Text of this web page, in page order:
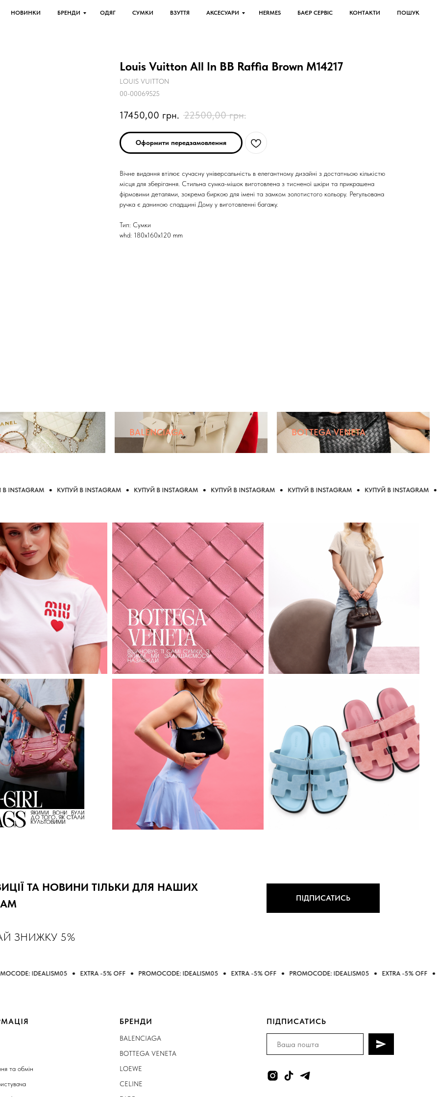
НОВИНКИ БРЕНДИ ОДЯГ СУМКИ ВЗУТТЯ АКСЕСУАРИ HERMES БАЄР СЕРВІС КОНТАКТИ ПОШУК
Louis Vuitton All In BB Raffia Brown M14217
LOUIS VUITTON
00-00069525
17450,00 грн. 22500,00 грн.
Оформити передзамовлення
Вічне видання втілює сучасну універсальність в елегантному дизайні з достатньою кількістю
місця для зберігання. Стильна сумка-мішок виготовлена з тисненої шкіри та прикрашена
фірмовими деталями, зокрема биркою для імені та замком золотистого кольору. Регульована
ручка є даниною спадщині Дому у виготовленні багажу.
Тип: Сумки
whd: 180x160x120 mm
BALENCIAGA BOTTEGA VENETA
КУПУЙ В INSTAGRAM КУПУЙ В INSTAGRAM КУПУЙ В INSTAGRAM КУПУЙ В INSTAGRAM КУПУЙ В INSTAGRAM
ТА НОВИНИ ТІЛЬКИ ДЛЯ НАШИХ
ЗНИЖКУ 5%
ПІДПИСАТИСЬ
EXTRA -5% OFF PROMOCODE: IDEALISM05 EXTRA -5% OFF PROMOCODE: IDEALISM05 EXTRA -5% OFF
та обмін
БРЕНДИ
BALENCIAGA
BOTTEGA VENETA
LOEWE
CELINE
ПІДПИСАТИСЬ